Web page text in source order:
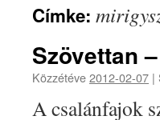
Címke:
Szövettan
Közzétéve2012-02-07 |
A csalánfajok